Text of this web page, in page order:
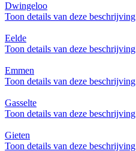
Dwingeloo
Toon details van deze beschrijving
Eelde
Toon details van deze beschrijving
Emmen
Toon details van deze beschrijving
Gasselte
Toon details van deze beschrijving
Gieten
Toon details van deze beschrijving